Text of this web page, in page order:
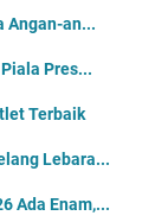
Angan-an...
Pres...
Terbaik
Lebara...
Ada Enam,...